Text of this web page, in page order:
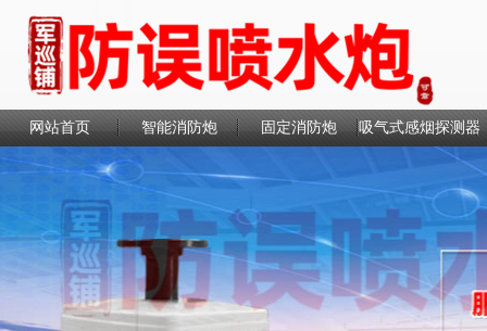
网站首页 智能消防炮 固定消防炮 吸气式感烟探测器
联系我们